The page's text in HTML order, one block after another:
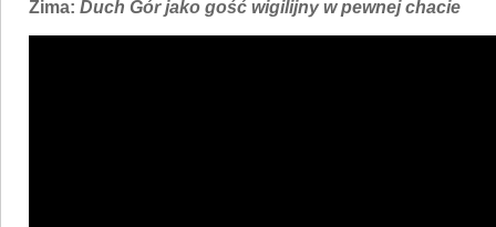
Zima: Duch Gór jako gość wigilijny w pewnej chacie